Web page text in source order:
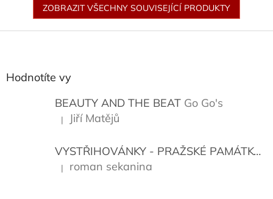
ZOBRAZIT VŠECHNY SOUVISEJÍCÍ PRODUKTY
Hodnotíte vy
BEAUTY AND THE BEAT Go Go's
Hodnocení produktu je 5 z 5 hvězdiček.
| Jiří Matějů
VYSTŘIHOVÁNKY - PRAŽSKÉ PAMÁTKY
Hodnocení produktu je 5 z 5 hvězdiček.
| roman sekanina